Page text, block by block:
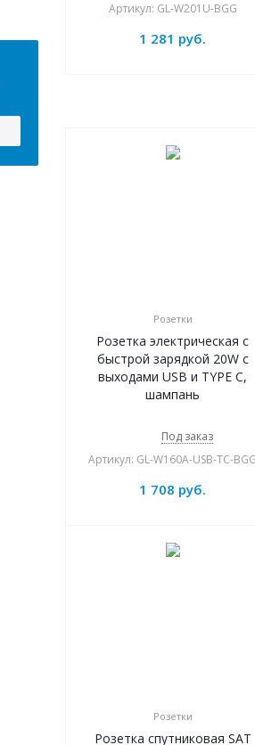
Артикул: GL-W201U-BGG
1 281 руб.
Розетки
Розетка электрическая с
быстрой зарядкой 20W с
выходами USB и TYPE C,
шампань
Под заказ
Артикул: GL-W160A-USB-TC-BGG
1 708 руб.
Розетки
Розетка спутниковая SAT